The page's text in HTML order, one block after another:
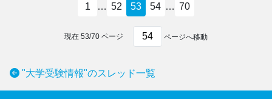
1 … 52 53 54 … 70
現在 53/70 ページ ページへ移動
"大学受験情報"のスレッド一覧